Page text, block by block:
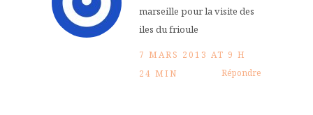
marseille pour la visite des
iles du frioule
7 MARS 2013 AT 9 H
24 MIN
Répondre